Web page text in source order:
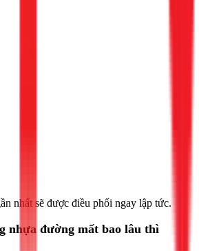
nhất sẽ được điều phối ngay lập tức.
nhựa đường mất bao lâu thì